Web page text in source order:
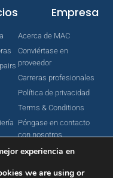
Empresa
Acerca de MAC
Conviértase en
proveedor
Carreras profesionales
Política de privacidad
Terms & Conditions
Póngase en contacto
con nosotros
experiencia en
we are using or